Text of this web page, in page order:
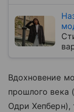
Вдохновение
прошлого века
Одри Хепберн),